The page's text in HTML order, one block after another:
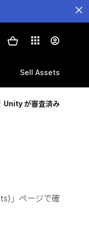
Sell Assets
Unity が審査済み
」ページで確